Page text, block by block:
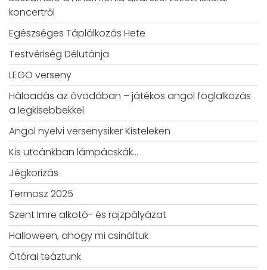
koncertről
Egészséges Táplálkozás Hete
Testvériség Délutánja
LEGO verseny
Hálaadás az óvodában – játékos angol foglalkozás
a legkisebbekkel
Angol nyelvi versenysiker Kisteleken
Kis utcánkban lámpácskák…
Jégkorizás
Termosz 2025
Szent Imre alkotó- és rajzpályázat
Halloween, ahogy mi csináltuk
Ötórai teáztunk